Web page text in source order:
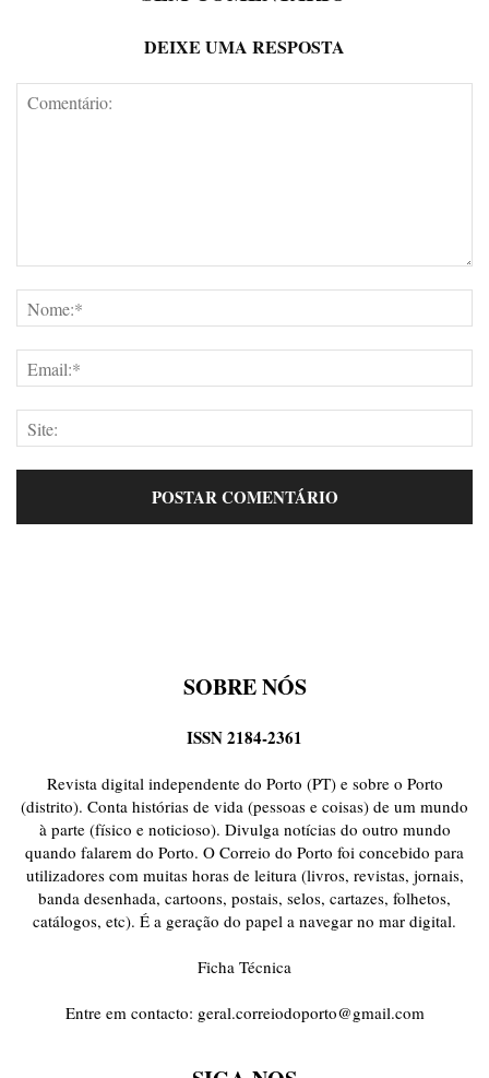
DEIXE UMA RESPOSTA
SOBRE NÓS
ISSN 2184-2361
Revista digital independente do Porto (PT) e sobre o Porto
(distrito). Conta histórias de vida (pessoas e coisas) de um mundo
à parte (físico e noticioso). Divulga notícias do outro mundo
quando falarem do Porto. O Correio do Porto foi concebido para
utilizadores com muitas horas de leitura (livros, revistas, jornais,
banda desenhada, cartoons, postais, selos, cartazes, folhetos,
catálogos, etc). É a geração do papel a navegar no mar digital.
Ficha Técnica
Entre em contacto: geral.correiodoporto@gmail.com